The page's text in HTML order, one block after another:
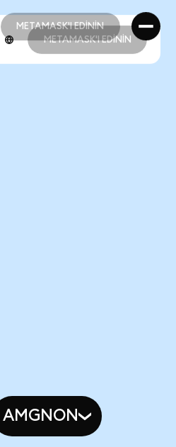
METAMASK'I EDİNİN
METAMASK'I EDİNİN
METAMASK'I EDİNİN
AMGNON